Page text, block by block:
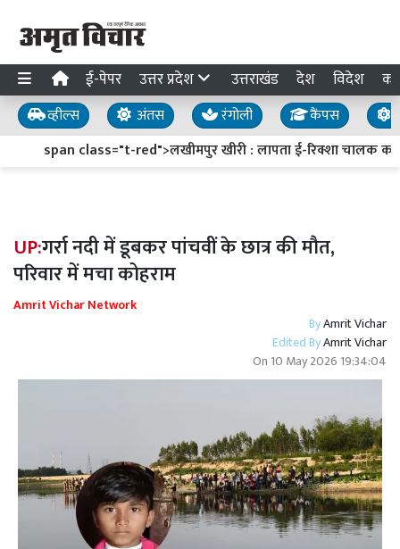
ई-पेपर उत्तर प्रदेश उत्तराखंड देश विदेश
व्हील्स अंतस रंगोली कैंपस
span class="t-red">लखीमपुर खीरी : लापता ई-रिक्शा चालक का
UP:गर्रा नदी में डूबकर पांचवीं के छात्र की मौत,
परिवार में मचा कोहराम
Amrit Vichar Network
ByAmrit Vichar
Edited ByAmrit Vichar
On 10 May 2026 19:34:04